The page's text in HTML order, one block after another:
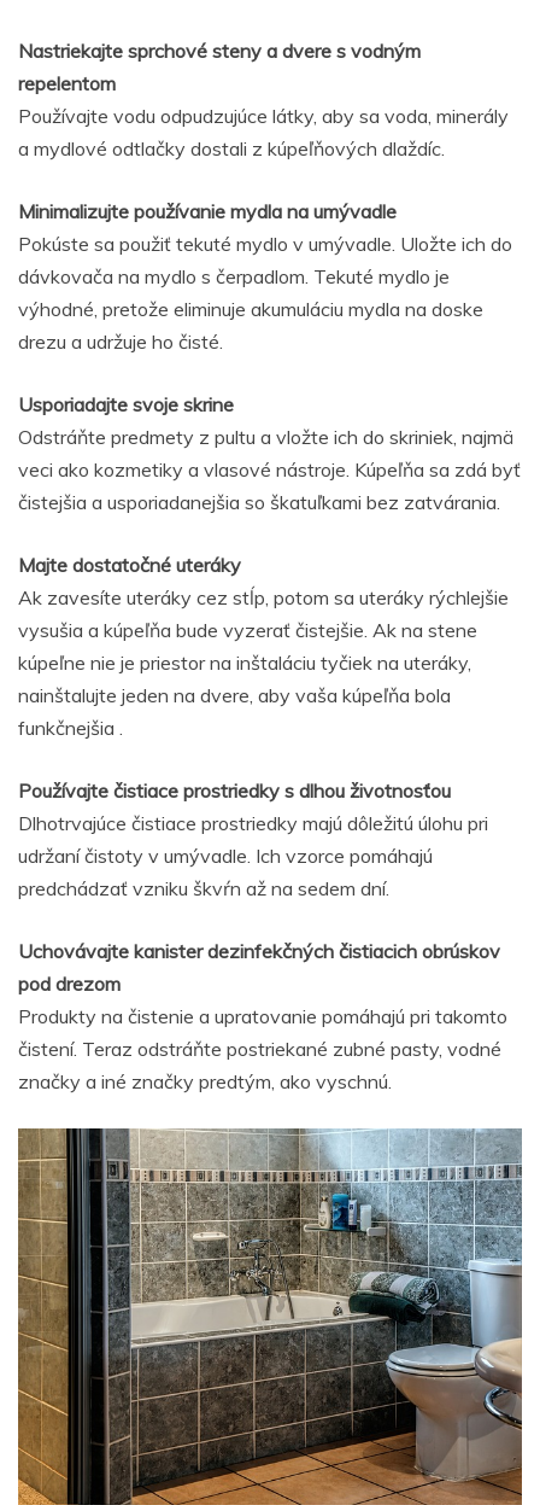
Nastriekajte sprchové steny a dvere s vodným
repelentom
Používajte vodu odpudzujúce látky, aby sa voda, minerály
a mydlové odtlačky dostali z kúpeľňových dlaždíc.
Minimalizujte používanie mydla na umývadle
Pokúste sa použiť tekuté mydlo v umývadle. Uložte ich do
dávkovača na mydlo s čerpadlom. Tekuté mydlo je
výhodné, pretože eliminuje akumuláciu mydla na doske
drezu a udržuje ho čisté.
Usporiadajte svoje skrine
Odstráňte predmety z pultu a vložte ich do skriniek, najmä
veci ako kozmetiky a vlasové nástroje. Kúpeľňa sa zdá byť
čistejšia a usporiadanejšia so škatuľkami bez zatvárania.
Majte dostatočné uteráky
Ak zavesíte uteráky cez stĺp, potom sa uteráky rýchlejšie
vysušia a kúpeľňa bude vyzerať čistejšie. Ak na stene
kúpeľne nie je priestor na inštaláciu tyčiek na uteráky,
nainštalujte jeden na dvere, aby vaša kúpeľňa bola
funkčnejšia .
Používajte čistiace prostriedky s dlhou životnosťou
Dlhotrvajúce čistiace prostriedky majú dôležitú úlohu pri
udržaní čistoty v umývadle. Ich vzorce pomáhajú
predchádzať vzniku škvŕn až na sedem dní.
Uchovávajte kanister dezinfekčných čistiacich obrúskov
pod drezom
Produkty na čistenie a upratovanie pomáhajú pri takomto
čistení. Teraz odstráňte postriekané zubné pasty, vodné
značky a iné značky predtým, ako vyschnú.